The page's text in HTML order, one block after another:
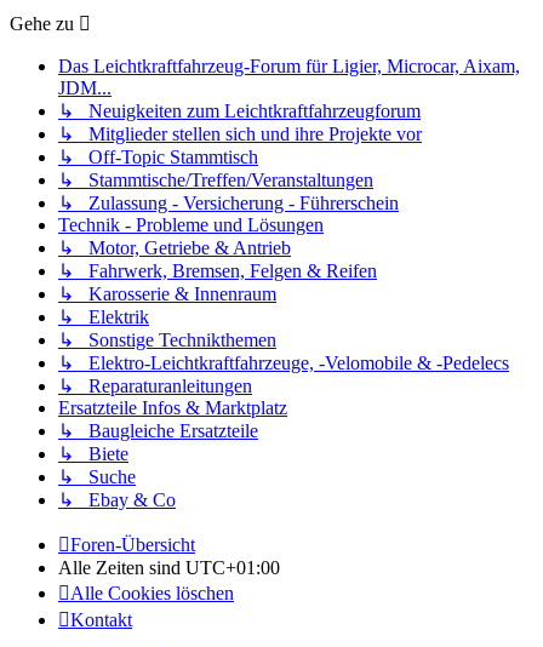
Gehe zu
Das Leichtkraftfahrzeug-Forum für Ligier, Microcar, Aixam,
JDM...
↳ Neuigkeiten zum Leichtkraftfahrzeugforum
↳ Mitglieder stellen sich und ihre Projekte vor
↳ Off-Topic Stammtisch
↳ Stammtische/Treffen/Veranstaltungen
↳ Zulassung - Versicherung - Führerschein
Technik - Probleme und Lösungen
↳ Motor, Getriebe & Antrieb
↳ Fahrwerk, Bremsen, Felgen & Reifen
↳ Karosserie & Innenraum
↳ Elektrik
↳ Sonstige Technikthemen
↳ Elektro-Leichtkraftfahrzeuge, -Velomobile & -Pedelecs
↳ Reparaturanleitungen
Ersatzteile Infos & Marktplatz
↳ Baugleiche Ersatzteile
↳ Biete
↳ Suche
↳ Ebay & Co
Foren-Übersicht
Alle Zeiten sind UTC+01:00
Alle Cookies löschen
Kontakt